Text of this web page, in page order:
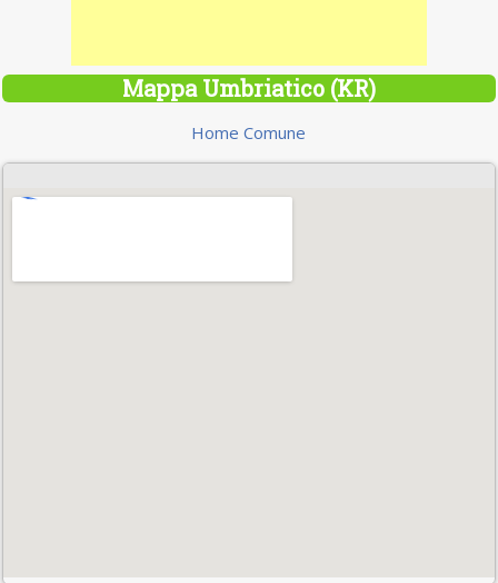
Mappa Umbriatico (KR)
Home Comune